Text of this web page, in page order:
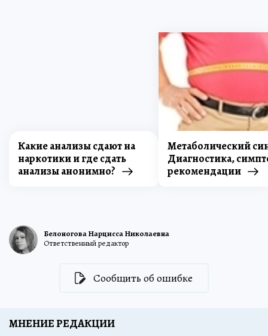
Какие анализы сдают на
наркотики и где сдать
анализы анонимно?
Метаболический
Диагностика,
рекомендации
Белоногова Нарцисса Николаевна
Ответственный редактор
Сообщить об ошибке
МНЕНИЕ РЕДАКЦИИ